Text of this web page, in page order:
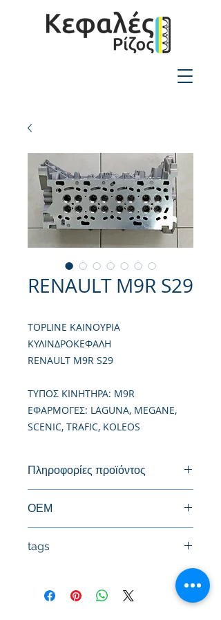
RENAULT M9R S29
TOPLINE ΚΑΙΝΟΥΡΙΑ
ΚΥΛΙΝΔΡΟΚΕΦΑΛΗ
RENAULT M9R S29
TΥΠΟΣ ΚΙΝΗΤΗΡΑ: M9R
ΕΦΑΡΜΟΓΕΣ: LAGUNA, MEGANE,
SCENIC, TRAFIC, KOLEOS
Πληροφορίες προϊόντος
ΟΕΜ
tags
#Κυλινδροκεφαλή #Κεφαλάρι
#TPTOPLINE